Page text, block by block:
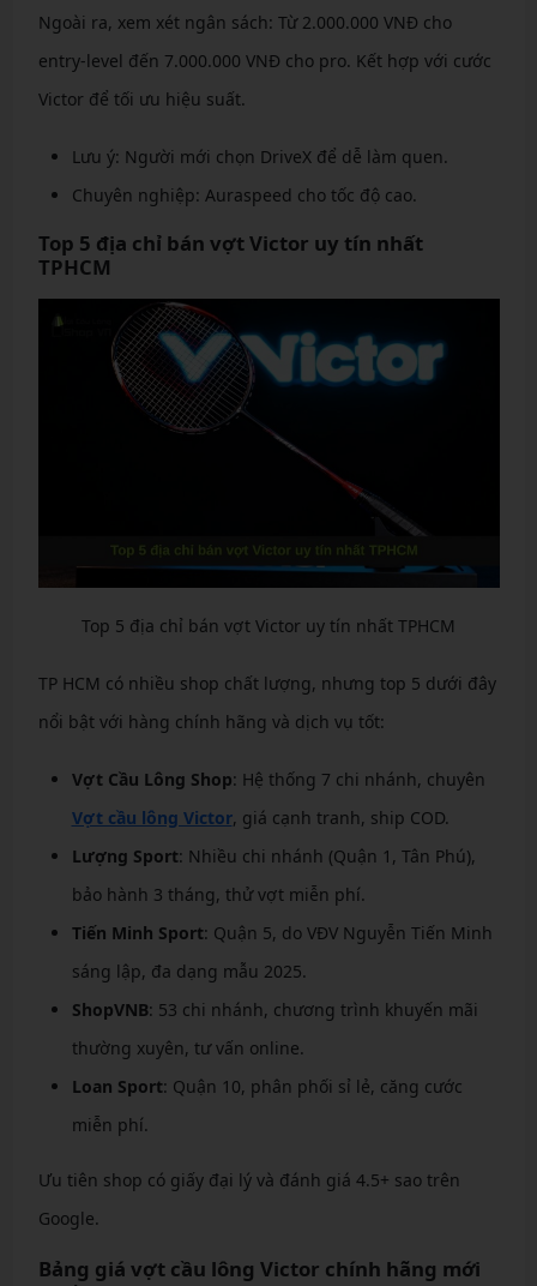
Ngoài ra, xem xét ngân sách: Từ 2.000.000 VNĐ cho
entry-level đến 7.000.000 VNĐ cho pro. Kết hợp với cước
Victor để tối ưu hiệu suất.
Lưu ý: Người mới chọn DriveX để dễ làm quen.
Chuyên nghiệp: Auraspeed cho tốc độ cao.
Top 5 địa chỉ bán vợt Victor uy tín nhất
TPHCM
Top 5 địa chỉ bán vợt Victor uy tín nhất TPHCM
TP HCM có nhiều shop chất lượng, nhưng top 5 dưới đây
nổi bật với hàng chính hãng và dịch vụ tốt:
Vợt Cầu Lông Shop: Hệ thống 7 chi nhánh, chuyên
Vợt cầu lông Victor, giá cạnh tranh, ship COD.
Lượng Sport: Nhiều chi nhánh (Quận 1, Tân Phú),
bảo hành 3 tháng, thử vợt miễn phí.
Tiến Minh Sport: Quận 5, do VĐV Nguyễn Tiến Minh
sáng lập, đa dạng mẫu 2025.
ShopVNB: 53 chi nhánh, chương trình khuyến mãi
thường xuyên, tư vấn online.
Loan Sport: Quận 10, phân phối sỉ lẻ, căng cước
miễn phí.
Ưu tiên shop có giấy đại lý và đánh giá 4.5+ sao trên
Google.
Bảng giá vợt cầu lông Victor chính hãng mới